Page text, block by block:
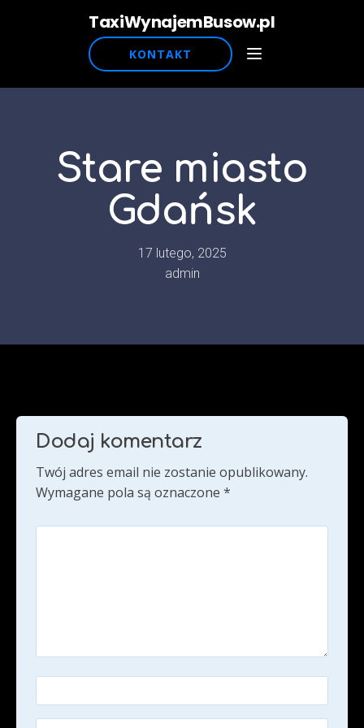
TaxiWynajemBusow.pl
KONTAKT
Stare miasto
Gdańsk
17 lutego, 2025
admin
Dodaj komentarz
Twój adres email nie zostanie opublikowany.
Wymagane pola są oznaczone *